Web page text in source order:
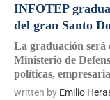
INFOTEP
del gran Santo
La graduación será
Ministerio de
políticas,
written by Emilio